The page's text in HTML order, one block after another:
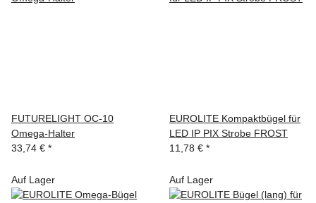
FUTURELIGHT OC-10
Omega-Halter
33,74 € *
EUROLITE Kompaktbügel für
LED IP PIX Strobe FROST
11,78 € *
Auf Lager Auf Lager